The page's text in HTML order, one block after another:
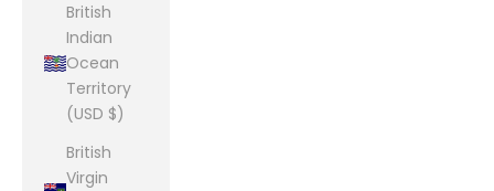
British
Indian
Ocean
Territory
(USD $)
British
Virgin